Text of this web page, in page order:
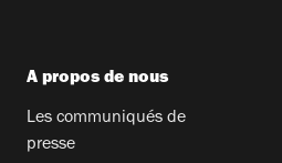
A propos de nous
Les communiqués de
presse